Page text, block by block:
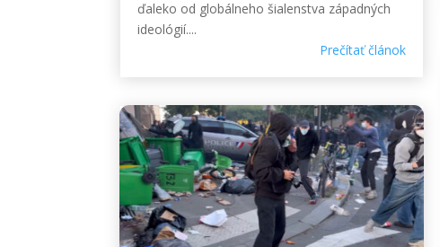
ďaleko od globálneho šialenstva západných
ideológií....
Prečítať článok